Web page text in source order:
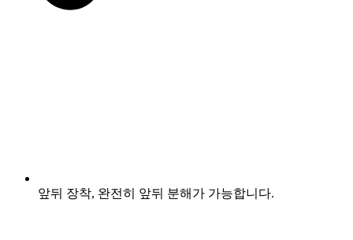
앞뒤 장착, 완전히 앞뒤 분해가 가능합니다.